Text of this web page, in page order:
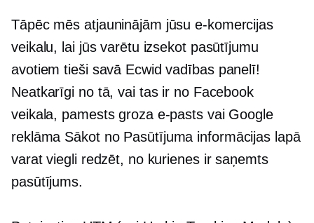
Tāpēc mēs atjauninājām jūsu e-komercijas
veikalu, lai jūs varētu izsekot pasūtījumu
avotiem tieši savā Ecwid vadības panelī!
Neatkarīgi no tā, vai tas ir no Facebook
veikala, pamests groza e-pasts vai Google
reklāma Sākot noPasūtījuma informācijas lapā
varat viegli redzēt, no kurienes ir saņemts
pasūtījums.